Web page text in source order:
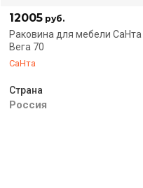
12005 руб.
Раковина для мебели СаНта
Вега 70
СаНта
Страна
Россия